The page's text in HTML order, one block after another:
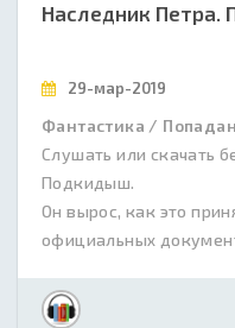
Наследник Петра.
29-мар-2019
Фантастика /
Слушать или скачать
Подкидыш.
Он вырос, как это
официальных